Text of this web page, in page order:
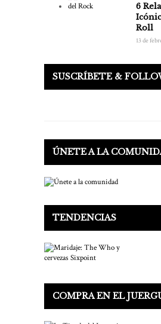
6
Roll
13 de
SUSCRÍBETE &
ÚNETE A LA
TENDENCIAS
COMPRA EN EL